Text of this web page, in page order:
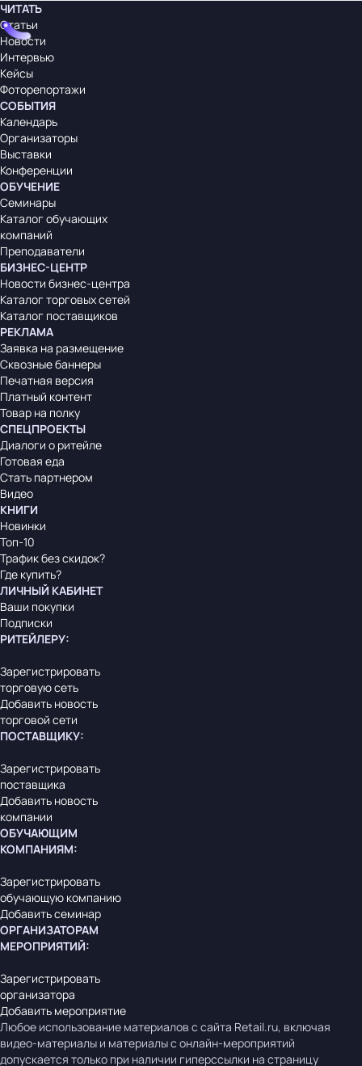
ЧИТАТЬ
Статьи
Новости
Интервью
Кейсы
Фоторепортажи
СОБЫТИЯ
Календарь
Организаторы
Выставки
Конференции
ОБУЧЕНИЕ
Семинары
Каталог обучающих
компаний
Преподаватели
БИЗНЕС-ЦЕНТР
Новости бизнес-центра
Каталог торговых сетей
Каталог поставщиков
РЕКЛАМА
Заявка на размещение
Сквозные баннеры
Печатная версия
Платный контент
Товар на полку
СПЕЦПРОЕКТЫ
Диалоги о ритейле
Готовая еда
Стать партнером
Видео
КНИГИ
Новинки
Топ-10
Трафик без скидок?
Где купить?
ЛИЧНЫЙ КАБИНЕТ
Ваши покупки
Подписки
РИТЕЙЛЕРУ:
Зарегистрировать
торговую сеть
Добавить новость
торговой сети
ПОСТАВЩИКУ:
Зарегистрировать
поставщика
Добавить новость
компании
ОБУЧАЮЩИМ
КОМПАНИЯМ:
Зарегистрировать
обучающую компанию
Добавить семинар
ОРГАНИЗАТОРАМ
МЕРОПРИЯТИЙ:
Зарегистрировать
организатора
Добавить мероприятие
Любое использование материалов с сайта Retail.ru, включая
видео-материалы и материалы с онлайн-мероприятий
допускается только при наличии гиперссылки на страницу